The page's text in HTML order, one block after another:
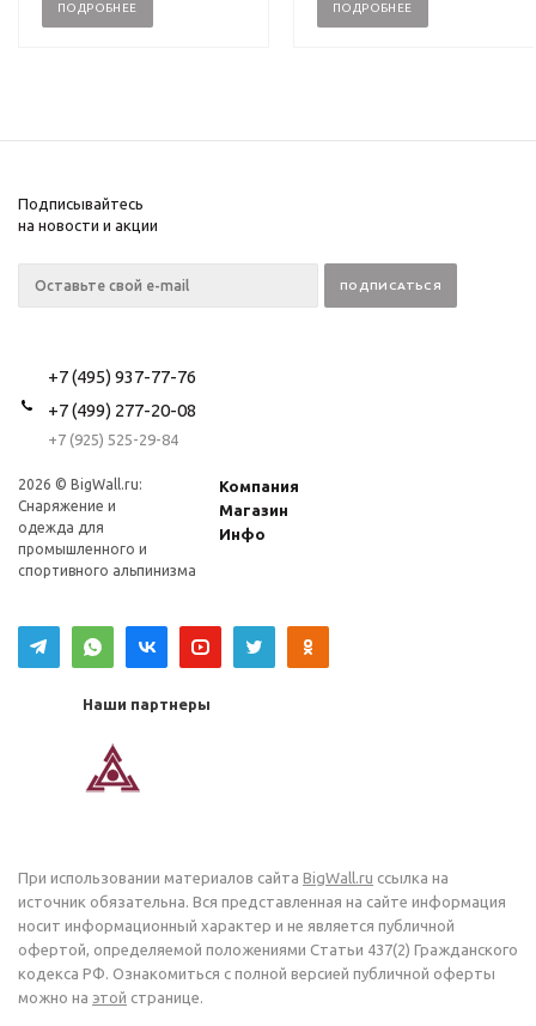
ПОДРОБНЕЕ ПОДРОБНЕЕ
Подписывайтесь
на новости и акции
+7 (495) 937-77-76
+7 (499) 277-20-08
+7 (925) 525-29-84
2026 © BigWall.ru:
Снаряжение и
одежда для
промышленного и
спортивного альпинизма
Компания
Магазин
Инфо
Наши партнеры
При использовании материалов сайта BigWall.ru ссылка на
источник обязательна. Вся представленная на сайте информация
носит информационный характер и не является публичной
офертой, определяемой положениями Статьи 437(2) Гражданского
кодекса РФ. Ознакомиться с полной версией публичной оферты
можно на этой странице.